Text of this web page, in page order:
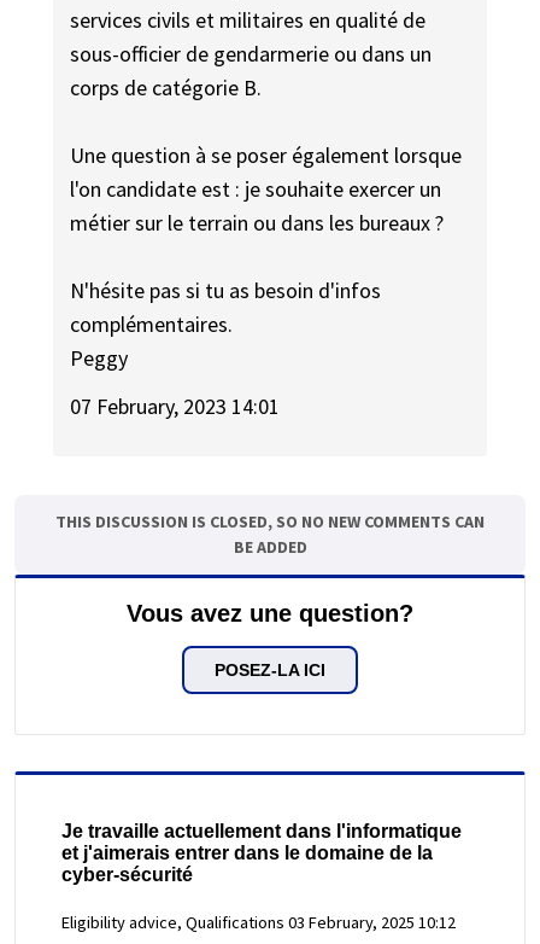
services civils et militaires en qualité de
sous-officier de gendarmerie ou dans un
corps de catégorie B.
Une question à se poser également lorsque
l'on candidate est : je souhaite exercer un
métier sur le terrain ou dans les bureaux ?
N'hésite pas si tu as besoin d'infos
complémentaires.
Peggy
07 February, 2023 14:01
THIS DISCUSSION IS CLOSED, SO NO NEW COMMENTS CAN
BE ADDED
Vous avez une question?
POSEZ-LA ICI
Je travaille actuellement dans l'informatique
et j'aimerais entrer dans le domaine de la
cyber-sécurité
Eligibility advice, Qualifications 03 February, 2025 10:12